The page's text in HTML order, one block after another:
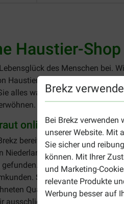
Brekz
Bei Brekz verwenden
unserer Website. Mit
Sie sicher und
können. Mit Ihrer
und Marketing-
relevante Produkte
Werbung besser auf
Haustier-Shop
des Menschen bei.
Haustieren für jeden
alles was Sie brauchen, um
online einkaufen
bereits die vertraute
Niederlanden gestartet haben,
Hunderttausende
Sie profitieren jedes
Qualitätsprodukten, die zu
ausschließlich online verkaufen